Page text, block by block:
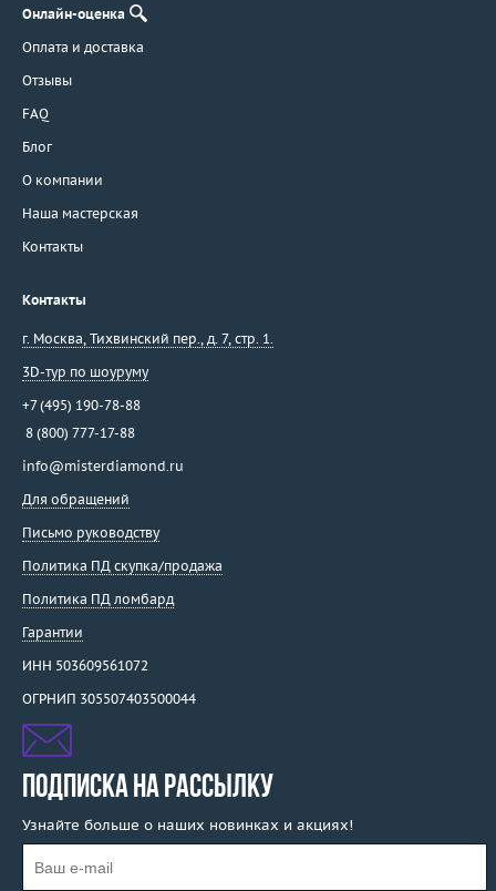
Онлайн-оценка
Оплата и доставка
Отзывы
FAQ
Блог
О компании
Наша мастерская
Контакты
Контакты
г. Москва, Тихвинский пер., д. 7, стр. 1.
3D-тур по шоуруму
+7 (495) 190-78-88
8 (800) 777-17-88
info@misterdiamond.ru
Для обращений
Письмо руководству
Политика ПД скупка/продажа
Политика ПД ломбард
Гарантии
ИНН 503609561072
ОГРНИП 305507403500044
ПОДПИСКА НА РАССЫЛКУ
Узнайте больше о наших новинках и акциях!